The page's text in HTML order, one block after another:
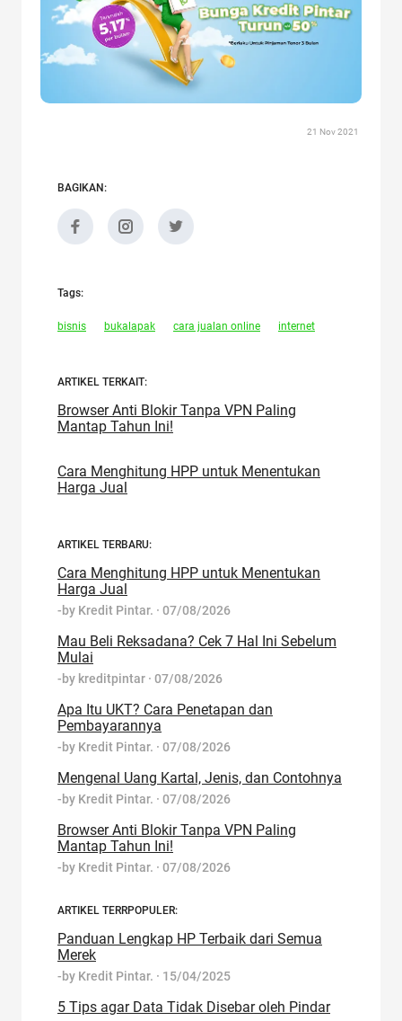
21 Nov 2021
BAGIKAN:
Tags:
bisnis bukalapak cara jualan online internet
ARTIKEL TERKAIT:
Browser Anti Blokir Tanpa VPN Paling
Mantap Tahun Ini!
Cara Menghitung HPP untuk Menentukan
Harga Jual
ARTIKEL TERBARU:
Cara Menghitung HPP untuk Menentukan
Harga Jual
-by Kredit Pintar. · 07/08/2026
Mau Beli Reksadana? Cek 7 Hal Ini Sebelum
Mulai
-by kreditpintar · 07/08/2026
Apa Itu UKT? Cara Penetapan dan
Pembayarannya
-by Kredit Pintar. · 07/08/2026
Mengenal Uang Kartal, Jenis, dan Contohnya
-by Kredit Pintar. · 07/08/2026
Browser Anti Blokir Tanpa VPN Paling
Mantap Tahun Ini!
-by Kredit Pintar. · 07/08/2026
ARTIKEL TERRPOPULER:
Panduan Lengkap HP Terbaik dari Semua
Merek
-by Kredit Pintar. · 15/04/2025
5 Tips agar Data Tidak Disebar oleh Pindar